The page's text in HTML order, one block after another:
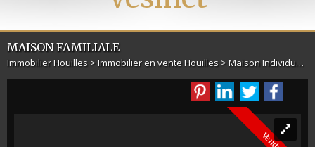
MAISON FAMILIALE
Immobilier Houilles > Immobilier en vente Houilles > Maison Individuelle en vente Houilles
Vendu